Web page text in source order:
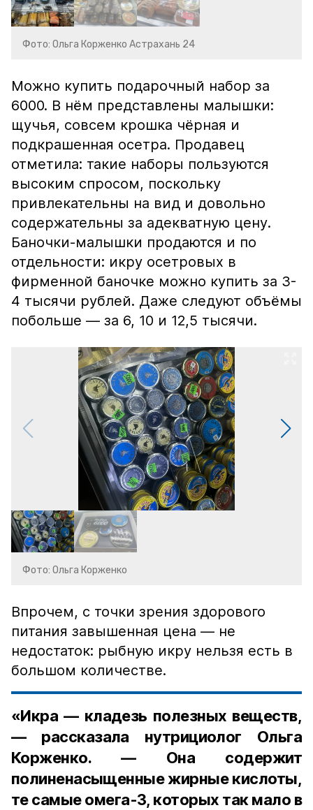
Фото: Ольга Корженко Астрахань 24
Можно купить подарочный набор за
6000. В нём представлены малышки:
щучья, совсем крошка чёрная и
подкрашенная осетра. Продавец
отметила: такие наборы пользуются
высоким спросом, поскольку
привлекательны на вид и довольно
содержательны за адекватную цену.
Баночки-малышки продаются и по
отдельности: икру осетровых в
фирменной баночке можно купить за 3-
4 тысячи рублей. Даже следуют объёмы
побольше — за 6, 10 и 12,5 тысячи.
Фото: Ольга Корженко
Впрочем, с точки зрения здорового
питания завышенная цена — не
недостаток: рыбную икру нельзя есть в
большом количестве.
«Икра — кладезь полезных веществ,
— рассказала нутрициолог Ольга
Корженко. — Она содержит
полиненасыщенные жирные кислоты,
те самые омега-3, которых так мало в